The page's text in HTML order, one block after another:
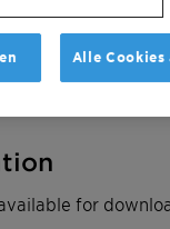
Muster bestellen
for
Alle Cookies